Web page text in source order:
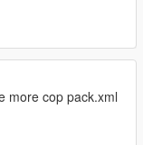
more cop pack.xml